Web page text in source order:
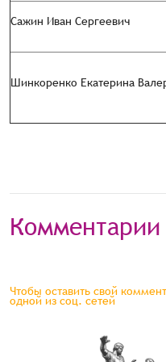
Сажин Иван Сергеевич
Шинкоренко Екатерина
Комментарии
Чтобы оставить свой
одной из соц. сетей